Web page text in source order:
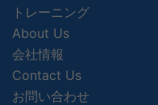
トレーニング
About Us
会社情報
Contact Us
お問い合わせ